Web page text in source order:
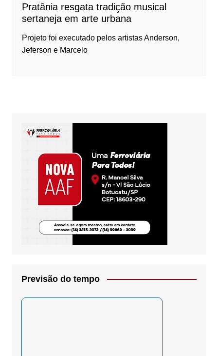
Pratânia resgata tradição musical
sertaneja em arte urbana
Projeto foi executado pelos artistas Anderson,
Jeferson e Marcelo
Previsão do tempo